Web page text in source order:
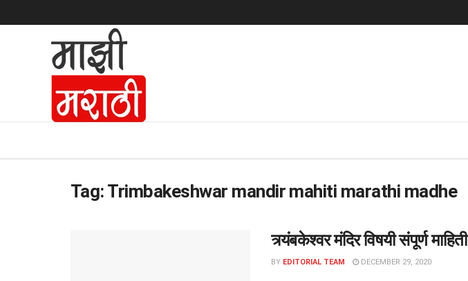
Tag: Trimbakeshwar mandir mahiti marathi madhe
त्र्यंबकेश्वर मंदिर विषयी संपूर्ण माहिती
BY EDITORIAL TEAM DECEMBER 29, 2020